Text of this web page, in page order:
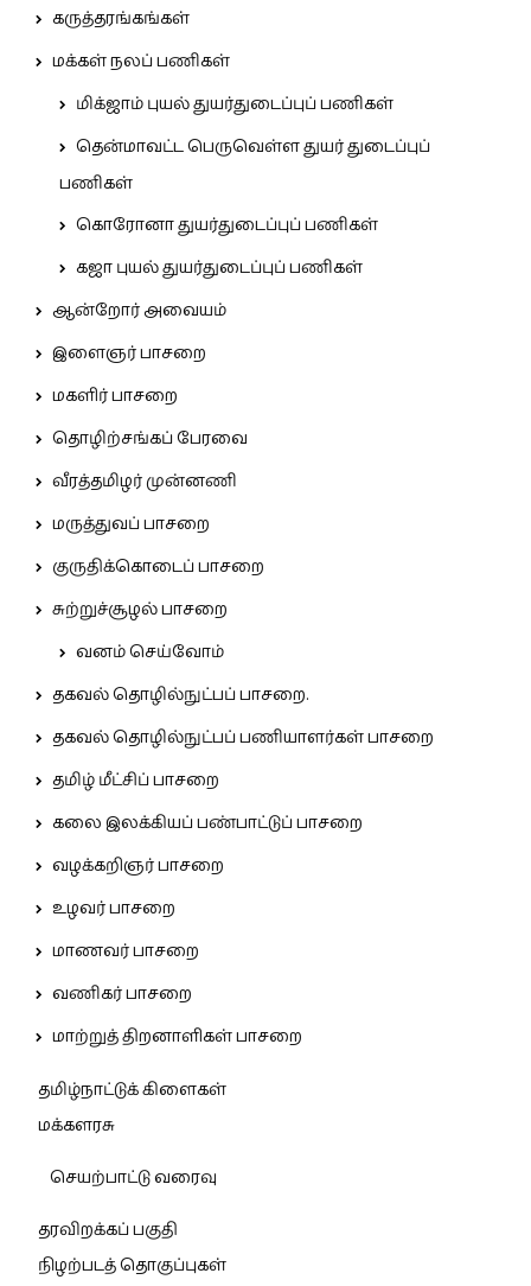
கருத்தரங்கங்கள்
மக்கள் நலப் பணிகள்
மிக்ஜாம் புயல் துயர்துடைப்புப் பணிகள்
தென்மாவட்ட பெருவெள்ள துயர் துடைப்புப்
பணிகள்
கொரோனா துயர்துடைப்புப் பணிகள்
கஜா புயல் துயர்துடைப்புப் பணிகள்
ஆன்றோர் அவையம்
இளைஞர் பாசறை
மகளிர் பாசறை
தொழிற்சங்கப் பேரவை
வீரத்தமிழர் முன்னணி
மருத்துவப் பாசறை
குருதிக்கொடைப் பாசறை
சுற்றுச்சூழல் பாசறை
வனம் செய்வோம்
தகவல் தொழில்நுட்பப் பாசறை.
தகவல் தொழில்நுட்பப் பணியாளர்கள் பாசறை
தமிழ் மீட்சிப் பாசறை
கலை இலக்கியப் பண்பாட்டுப் பாசறை
வழக்கறிஞர் பாசறை
உழவர் பாசறை
மாணவர் பாசறை
வணிகர் பாசறை
மாற்றுத் திறனாளிகள் பாசறை
தமிழ்நாட்டுக் கிளைகள்
மக்களரசு
செயற்பாட்டு வரைவு
தரவிறக்கப் பகுதி
நிழற்படத் தொகுப்புகள்